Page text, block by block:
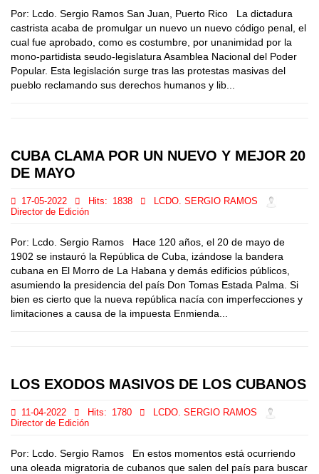
Por: Lcdo. Sergio Ramos San Juan, Puerto Rico La dictadura
castrista acaba de promulgar un nuevo un nuevo código penal, el
cual fue aprobado, como es costumbre, por unanimidad por la
mono-partidista seudo-legislatura Asamblea Nacional del Poder
Popular. Esta legislación surge tras las protestas masivas del
pueblo reclamando sus derechos humanos y lib...
CUBA CLAMA POR UN NUEVO Y MEJOR 20
DE MAYO
17-05-2022 Hits: 1838
LCDO. SERGIO RAMOS
Director de Edición
Por: Lcdo. Sergio Ramos Hace 120 años, el 20 de mayo de
1902 se instauró la República de Cuba, izándose la bandera
cubana en El Morro de La Habana y demás edificios públicos,
asumiendo la presidencia del país Don Tomas Estada Palma. Si
bien es cierto que la nueva república nacía con imperfecciones y
limitaciones a causa de la impuesta Enmienda...
LOS EXODOS MASIVOS DE LOS CUBANOS
11-04-2022 Hits: 1780
LCDO. SERGIO RAMOS
Director de Edición
Por: Lcdo. Sergio Ramos En estos momentos está ocurriendo
una oleada migratoria de cubanos que salen del país para buscar